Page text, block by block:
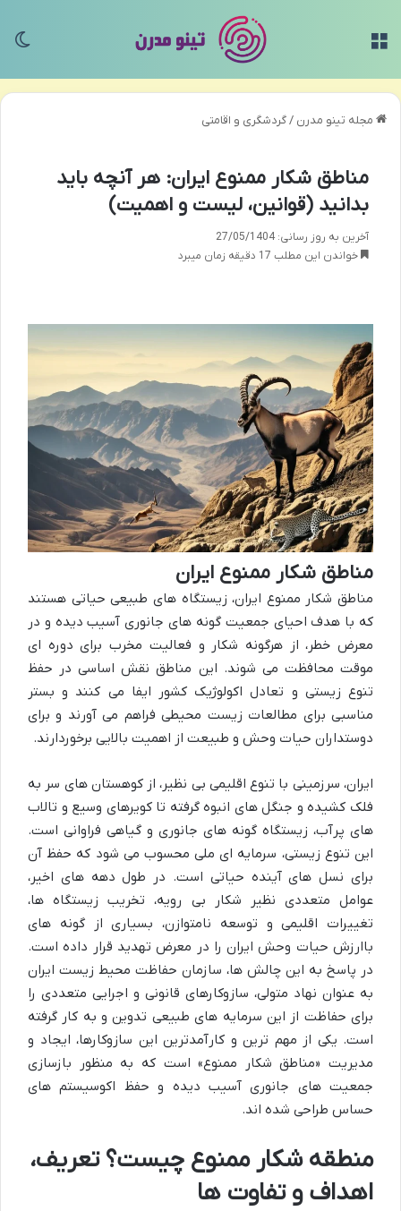
مجله تینو مدرن /گردشگری و اقامتی
مناطق شکار ممنوع ایران: هر آنچه باید
بدانید (قوانین، لیست و اهمیت)
آخرین به روز رسانی: 27/05/1404
خواندن این مطلب 17 دقیقه زمان میبرد
مناطق شکار ممنوع ایران
مناطق شکار ممنوع ایران، زیستگاه های طبیعی حیاتی هستند
که با هدف احیای جمعیت گونه های جانوری آسیب دیده و در
معرض خطر، از هرگونه شکار و فعالیت مخرب برای دوره ای
موقت محافظت می شوند. این مناطق نقش اساسی در حفظ
تنوع زیستی و تعادل اکولوژیک کشور ایفا می کنند و بستر
مناسبی برای مطالعات زیست محیطی فراهم می آورند و برای
دوستداران حیات وحش و طبیعت از اهمیت بالایی برخوردارند.
ایران، سرزمینی با تنوع اقلیمی بی نظیر، از کوهستان های سر به
فلک کشیده و جنگل های انبوه گرفته تا کویرهای وسیع و تالاب
های پرآب، زیستگاه گونه های جانوری و گیاهی فراوانی است.
این تنوع زیستی، سرمایه ای ملی محسوب می شود که حفظ آن
برای نسل های آینده حیاتی است. در طول دهه های اخیر،
عوامل متعددی نظیر شکار بی رویه، تخریب زیستگاه ها،
تغییرات اقلیمی و توسعه نامتوازن، بسیاری از گونه های
باارزش حیات وحش ایران را در معرض تهدید قرار داده است.
در پاسخ به این چالش ها، سازمان حفاظت محیط زیست ایران
به عنوان نهاد متولی، سازوکارهای قانونی و اجرایی متعددی را
برای حفاظت از این سرمایه های طبیعی تدوین و به کار گرفته
است. یکی از مهم ترین و کارآمدترین این سازوکارها، ایجاد و
مدیریت «مناطق شکار ممنوع» است که به منظور بازسازی
جمعیت های جانوری آسیب دیده و حفظ اکوسیستم های
حساس طراحی شده اند.
منطقه شکار ممنوع چیست؟ تعریف،
اهداف و تفاوت ها